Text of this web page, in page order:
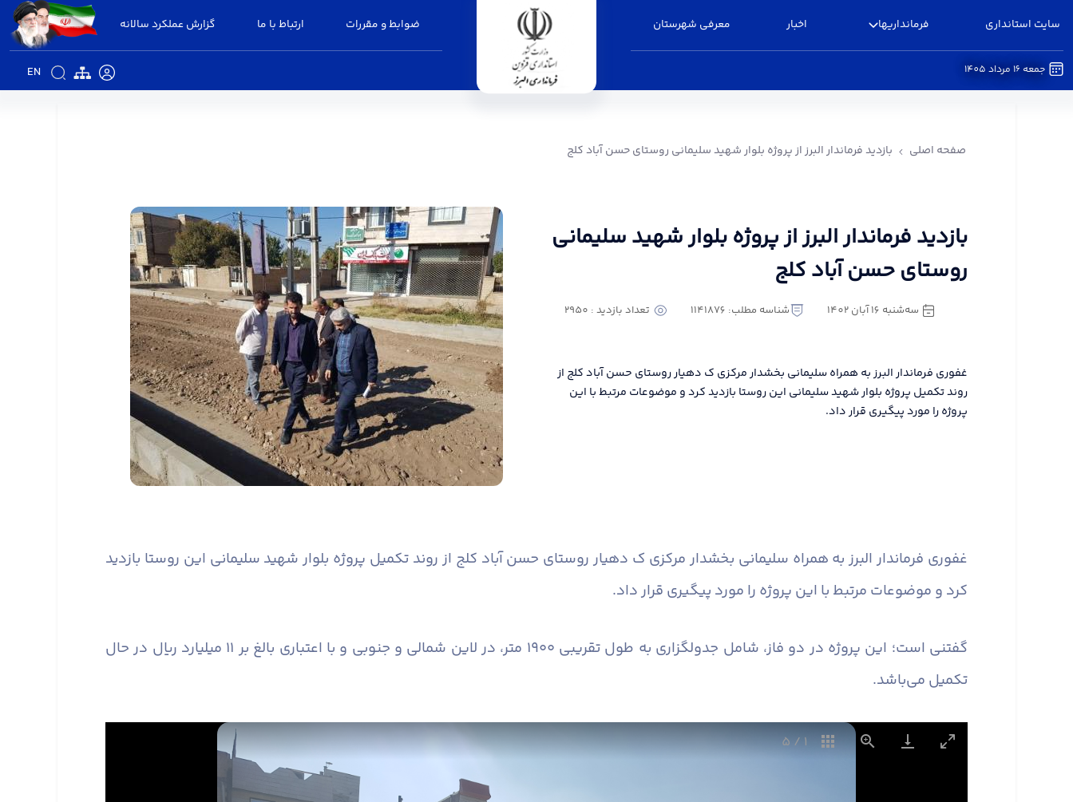
سایت استانداری فرمانداریها اخبار معرفی شهرستان ضوابط و مقررات ارتباط با ما گزارش عملکرد سالانه
EN جمعه 16 مرداد 1405
صفحه اصلی بازدید فرماندار البرز از پروژه بلوار شهید سلیمانی روستای حسن آباد کلج
بازدید فرماندار البرز از پروژه بلوار شهید سلیمانی
روستای حسن آباد کلج
سه‌شنبه 16 آبان 1402 شناسه مطلب: 1141876 تعداد بازدید : 2950
غفوری فرماندار البرز به همراه سلیمانی بخشدار مرکزی ک دهیار روستای حسن آباد کلج از
روند تکمیل پروژه بلوار شهید سلیمانی این روستا بازدید کرد و موضوعات مرتبط با این
پروژه را مورد پیگیری قرار داد.
غفوری فرماندار البرز به همراه سلیمانی بخشدار مرکزی ک دهیار روستای حسن آباد کلج از روند تکمیل پروژه بلوار شهید سلیمانی این روستا بازدید
کرد و موضوعات مرتبط با این پروژه را مورد پیگیری قرار داد. ​​​​​​
گفتنی است؛ این پروژه در دو فاز، شامل جدولگزاری به طول تقریبی ۱۹۰۰ متر، در لاین شمالی و جنوبی و با اعتباری بالغ بر ۱۱ میلیارد ریال در حال
تکمیل می‌باشد.
1
/
5